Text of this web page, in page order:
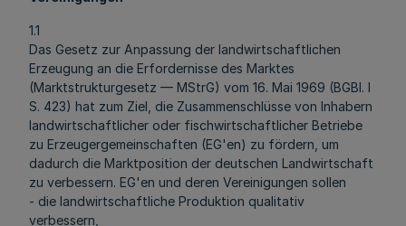
1.1
Das Gesetz zur Anpassung der landwirtschaftlichen
Erzeugung an die Erfordernisse des Marktes
(Marktstrukturgesetz — MStrG) vom 16. Mai 1969 (BGBl. I
S. 423) hat zum Ziel, die Zusammenschlüsse von Inhabern
landwirtschaftlicher oder fischwirtschaftlicher Betriebe
zu Erzeugergemeinschaften (EG'en) zu fördern, um
dadurch die Marktposition der deutschen Landwirtschaft
zu verbessern. EG'en und deren Vereinigungen sollen
- die landwirtschaftliche Produktion qualitativ
verbessern,